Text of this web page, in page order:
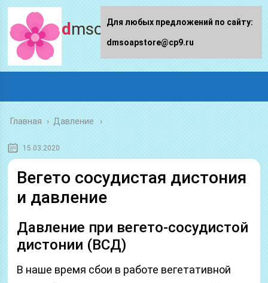
dmsoapstore.ru
Главная › Давление
15.03.2020
Вегето сосудистая дистония
и давление
Давление при вегето-сосудистой
дистонии (ВСД)
В наше время сбои в работе вегетативной
Для любых предложений по сайту:
dmsoapstore@cp9.ru